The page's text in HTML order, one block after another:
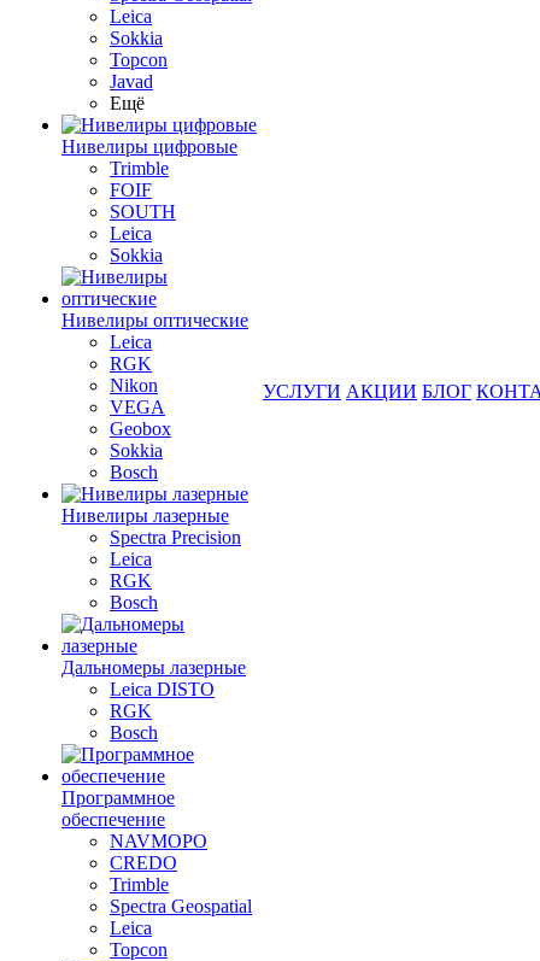
Leica
Sokkia
Topcon
Javad
Ещё
Нивелиры цифровые
Trimble
FOIF
SOUTH
Leica
Sokkia
Нивелиры оптические
Leica
RGK
Nikon
VEGA
Geobox
Sokkia
Bosch
Нивелиры лазерные
Spectra Precision
Leica
RGK
Bosch
Дальномеры лазерные
Leica DISTO
RGK
Bosch
Программное
обеспечение
NAVMOPO
CREDO
Trimble
Spectra Geospatial
Leica
Topcon
УСЛУГИ АКЦИИ БЛОГ